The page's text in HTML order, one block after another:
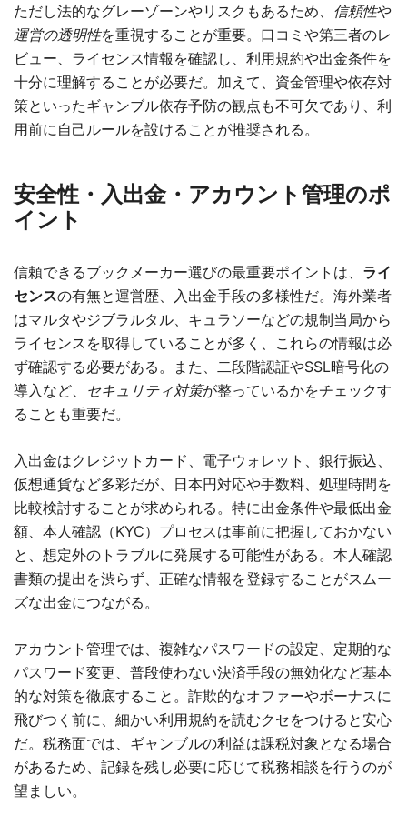
ただし法的なグレーゾーンやリスクもあるため、 信頼性や
運営の透明性を重視することが重要。口コミや第三者のレ
ビュー、ライセンス情報を確認し、利用規約や出金条件を
十分に理解することが必要だ。加えて、資金管理や依存対
策といったギャンブル依存予防の観点も不可欠であり、利
用前に自己ルールを設けることが推奨される。
安全性・入出金・アカウント管理のポ
イント
信頼できるブックメーカー選びの最重要ポイントは、 ライ
センスの有無と運営歴、入出金手段の多様性だ。海外業者
はマルタやジブラルタル、キュラソーなどの規制当局から
ライセンスを取得していることが多く、これらの情報は必
ず確認する必要がある。また、二段階認証やSSL暗号化の
導入など、 セキュリティ対策が整っているかをチェックす
ることも重要だ。
入出金はクレジットカード、電子ウォレット、銀行振込、
仮想通貨など多彩だが、日本円対応や手数料、処理時間を
比較検討することが求められる。特に出金条件や最低出金
額、本人確認（KYC）プロセスは事前に把握しておかない
と、想定外のトラブルに発展する可能性がある。本人確認
書類の提出を渋らず、正確な情報を登録することがスムー
ズな出金につながる。
アカウント管理では、複雑なパスワードの設定、定期的な
パスワード変更、普段使わない決済手段の無効化など基本
的な対策を徹底すること。詐欺的なオファーやボーナスに
飛びつく前に、細かい利用規約を読むクセをつけると安心
だ。税務面では、ギャンブルの利益は課税対象となる場合
があるため、記録を残し必要に応じて税務相談を行うのが
望ましい。